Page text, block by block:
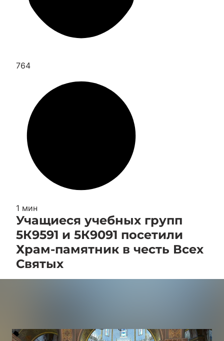
764
1 мин
Учащиеся учебных групп
5К9591 и 5К9091 посетили
Храм-памятник в честь Всех
Святых